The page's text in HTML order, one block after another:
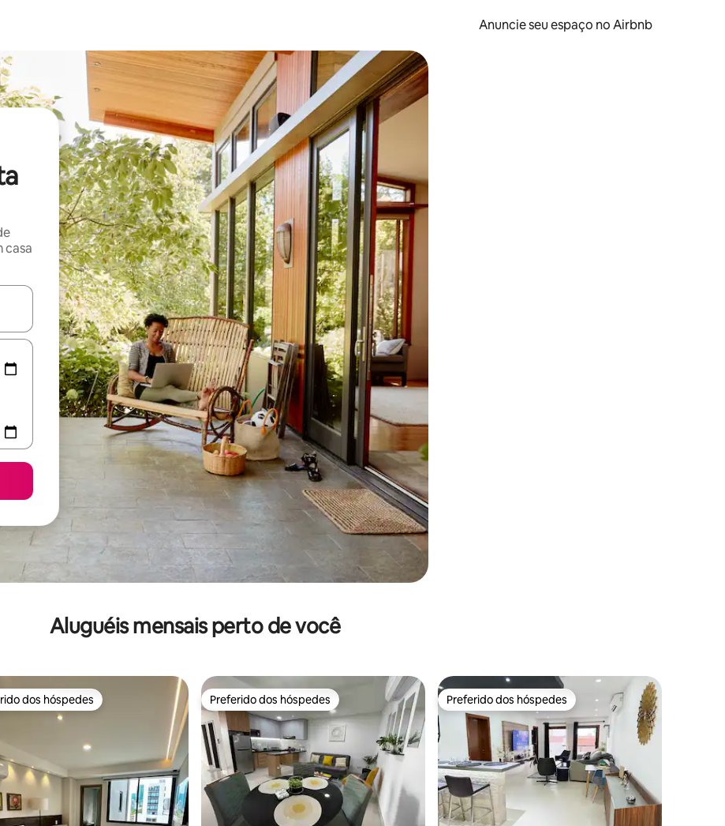
Anuncie seu espaço no Airbnb
casa
os usando as seta para cima e para baixo do teclado ou tocando e deslizando o dedo na tela.
Aluguéis mensais perto de você
dos hóspedes
dos hóspedes Preferido dos hóspedes
Preferido dos hóspedes Preferido dos hóspedes
Preferido dos hóspedes